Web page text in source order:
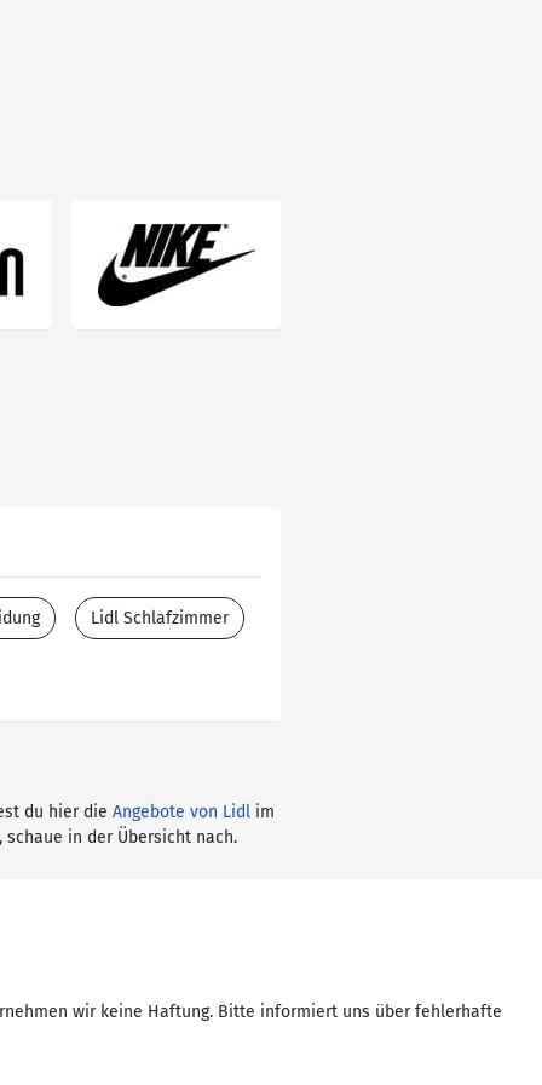
Lidl Schlafzimmer
du hier die Angebote von Lidl im
schaue in der Übersicht nach.
wir keine Haftung. Bitte informiert uns über fehlerhafte